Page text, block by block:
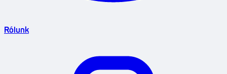
Rólunk